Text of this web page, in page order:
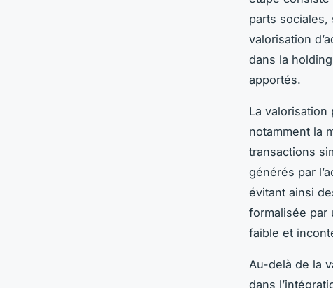
parts sociales,
valorisation
dans la
apportés.
La
notamment la
transactions
générés par
évitant ainsi
formalisée par
faible et
Au-delà de la
dans